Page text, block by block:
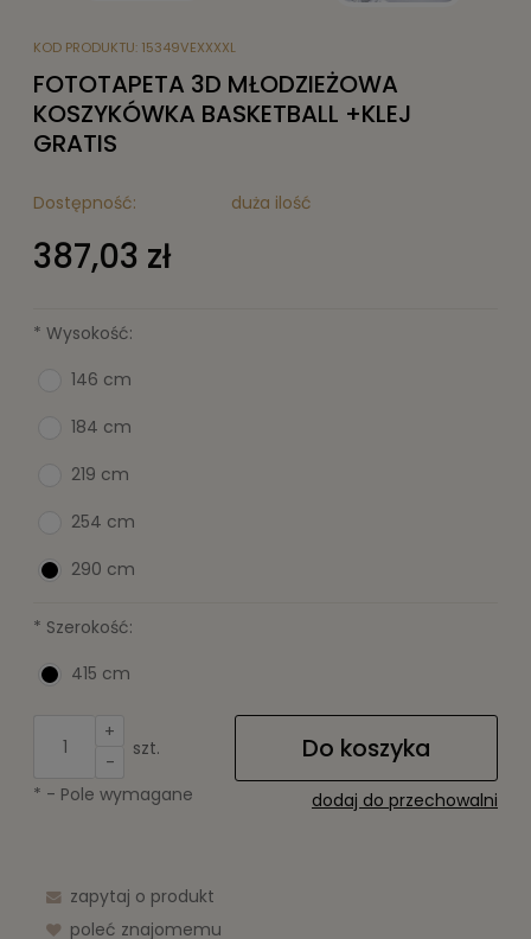
KOD PRODUKTU: 15349VEXXXXL
FOTOTAPETA 3D MŁODZIEŻOWA
KOSZYKÓWKA BASKETBALL +KLEJ
GRATIS
Dostępność: duża ilość
387,03 zł
* Wysokość:
146 cm
184 cm
219 cm
254 cm
290 cm
* Szerokość:
415 cm
+
-
szt. Do koszyka
dodaj do przechowalni
* - Pole wymagane
zapytaj o produkt
poleć znajomemu